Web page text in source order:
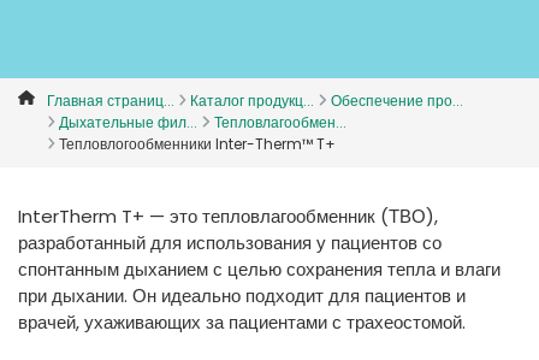
Denmark
Deutschland
France
Russia
International English
Главная страниц... Каталог продукц...
Обеспечение про...
Дыхательные фил...
Тепловлагообмен...
Тепловлогообменники Inter-Therm™ T+
InterTherm T+ — это тепловлагообменник (ТВО),
разработанный для использования у пациентов со
спонтанным дыханием с целью сохранения тепла и влаги
при дыхании. Он идеально подходит для пациентов и
врачей, ухаживающих за пациентами с трахеостомой.